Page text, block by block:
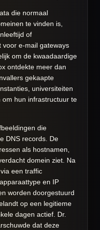
die normaal
te vinden is,
of
voor e-mail gateways
om de kwaadaardige
ontdekte meer dan
gekaapte
universiteiten
hun infrastructuur te
die
DNS records. De
als hostnamen,
domein ziet. Na
een traffic
en IP
worden doorgestuurd
op een legitieme
dagen actief. Dr.
dat deze